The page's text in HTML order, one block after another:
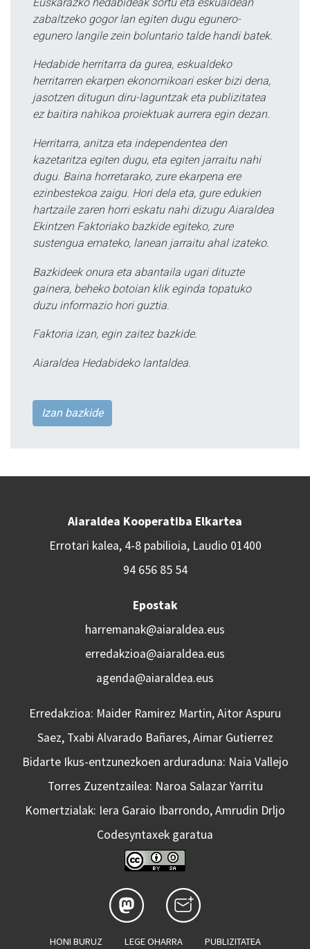
zabaltzeko gogor lan egiten dugu egunero-
egunero langile zein boluntario talde handi batek.
Hedabide herritarra da gurea, eskualdeko
herritarren ekarpen ekonomikoari esker bizi dena,
jasotzen ditugun diru-laguntzak eta publizitatea
ez baitira nahikoa proiektuak aurrera egin dezan.
Herritarra, anitza eta independentea den
kazetaritza egiten dugu, eta egiten jarraitu nahi
dugu. Baina horretarako, zure ekarpena ere
ezinbestekoa zaigu. Hori dela eta, gure edukien
hartzaile zaren horri eskatu nahi dizugu Aiaraldea
Ekintzen Faktoriako bazkide egiteko, zure
sustengua emateko, lanean jarraitu ahal izateko.
Bazkideek onura eta abantaila ugari dituzte
gainera, beheko botoian klik eginda topatuko
duzu informazio hori guztia.
Faktoria izan, egin zaitez bazkide.
Aiaraldea Hedabideko lantaldea.
Izan bazkide
Aiaraldea Kooperatiba Elkartea
Errotari kalea, 4-8 pabilioia, Laudio 01400
94 656 85 54
Epostak
harremanak@aiaraldea.eus
erredakzioa@aiaraldea.eus
agenda@aiaraldea.eus
Erredakzioa: Maider Ramirez Martin, Aitor Aspuru
Saez, Txabi Alvarado Bañares, Aimar Gutierrez
Bidarte Ikus-entzunezkoen arduraduna: Naia Vallejo
Torres Zuzentzailea: Naroa Salazar Yarritu
Komertzialak: Iera Garaio Ibarrondo, Amrudin Drljo
Codesyntaxek garatua
HONI BURUZ LEGE OHARRA PUBLIZITATEA